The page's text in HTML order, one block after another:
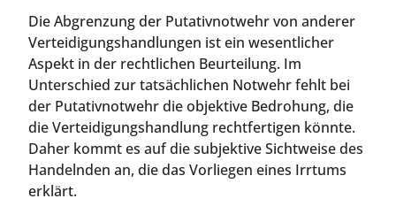
Die Abgrenzung der Putativnotwehr von anderer
Verteidigungshandlungen ist ein wesentlicher
Aspekt in der rechtlichen Beurteilung. Im
Unterschied zur tatsächlichen Notwehr fehlt bei
der Putativnotwehr die objektive Bedrohung, die
die Verteidigungshandlung rechtfertigen könnte.
Daher kommt es auf die subjektive Sichtweise des
Handelnden an, die das Vorliegen eines Irrtums
erklärt.